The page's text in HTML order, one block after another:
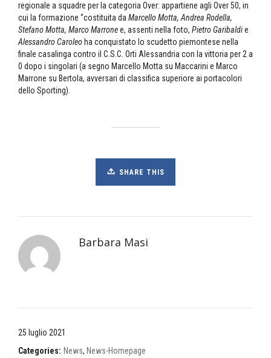
regionale a squadre per la categoria Over: appartiene agli Over 50, in
cui la formazione “costituita daMarcello Motta, Andrea Rodella,
Stefano Motta, Marco Marronee, assenti nella foto, Pietro Garibaldie
Alessandro Caroleo ha conquistato lo scudetto piemontese nella
finale casalinga contro il C.S.C. Orti Alessandria con la vittoria per 2 a
0 dopo i singolari (a segno Marcello Motta su Maccarini e Marco
Marrone su Bertola, avversari di classifica superiore ai portacolori
dello Sporting).
SHARE THIS
Barbara Masi
25 luglio 2021
Categories: News, News-Homepage